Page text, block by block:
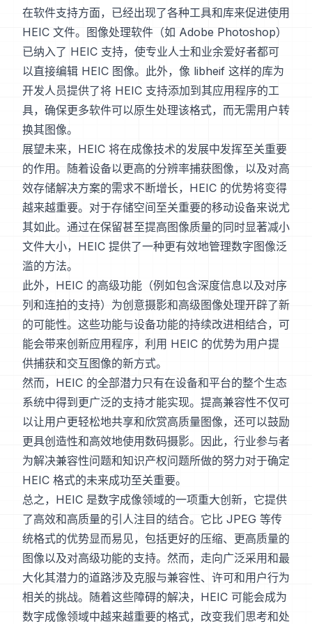
在软件支持方面，已经出现了各种工具和库来促进使用
HEIC 文件。图像处理软件（如 Adobe Photoshop）
已纳入了 HEIC 支持，使专业人士和业余爱好者都可
以直接编辑 HEIC 图像。此外，像 libheif 这样的库为
开发人员提供了将 HEIC 支持添加到其应用程序的工
具，确保更多软件可以原生处理该格式，而无需用户转
换其图像。
展望未来，HEIC 将在成像技术的发展中发挥至关重要
的作用。随着设备以更高的分辨率捕获图像，以及对高
效存储解决方案的需求不断增长，HEIC 的优势将变得
越来越重要。对于存储空间至关重要的移动设备来说尤
其如此。通过在保留甚至提高图像质量的同时显著减小
文件大小，HEIC 提供了一种更有效地管理数字图像泛
滥的方法。
此外，HEIC 的高级功能（例如包含深度信息以及对序
列和连拍的支持）为创意摄影和高级图像处理开辟了新
的可能性。这些功能与设备功能的持续改进相结合，可
能会带来创新应用程序，利用 HEIC 的优势为用户提
供捕获和交互图像的新方式。
然而，HEIC 的全部潜力只有在设备和平台的整个生态
系统中得到更广泛的支持才能实现。提高兼容性不仅可
以让用户更轻松地共享和欣赏高质量图像，还可以鼓励
更具创造性和高效地使用数码摄影。因此，行业参与者
为解决兼容性问题和知识产权问题所做的努力对于确定
HEIC 格式的未来成功至关重要。
总之，HEIC 是数字成像领域的一项重大创新，它提供
了高效和高质量的引人注目的结合。它比 JPEG 等传
统格式的优势显而易见，包括更好的压缩、更高质量的
图像以及对高级功能的支持。然而，走向广泛采用和最
大化其潜力的道路涉及克服与兼容性、许可和用户行为
相关的挑战。随着这些障碍的解决，HEIC 可能会成为
数字成像领域中越来越重要的格式，改变我们思考和处